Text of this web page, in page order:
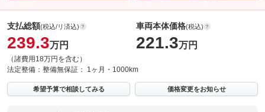
支払総額(税込/リ済込)
239.3万円
（諸費用18万円を含む）
車両本体価格(税込)
221.3万円
法定整備： 整備無保証： 1ヶ月・1000km
希望予算で相談してみる 価格変更をお知らせ